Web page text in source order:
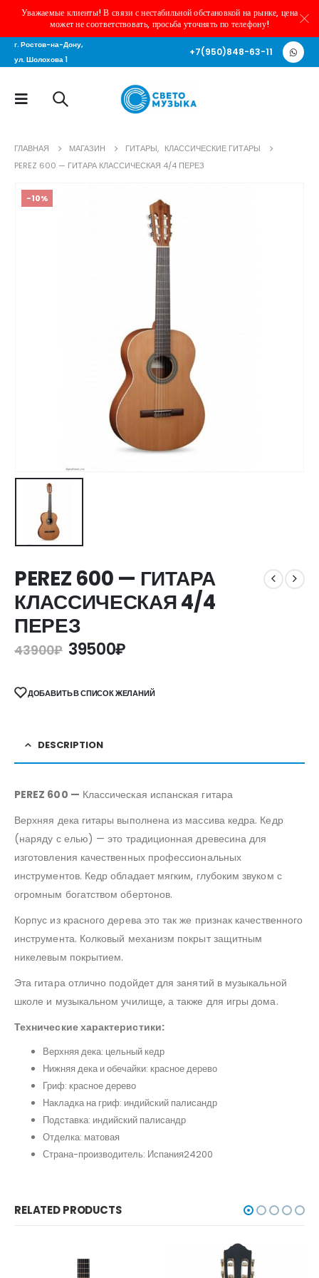
Уважаемые клиенты! В связи с нестабильной обстановкой на рынке, цена
может не соответствовать, просьба уточнять по телефону!
г. Ростов-на-Дону,
ул. Шолохова 1
+7(950)848-63-11
ГЛАВНАЯ МАГАЗИН ГИТАРЫ, КЛАССИЧЕСКИЕ ГИТАРЫ
PEREZ 600 — ГИТАРА КЛАССИЧЕСКАЯ 4/4 ПЕРЕЗ
-10%
PEREZ 600 — ГИТАРА
КЛАССИЧЕСКАЯ 4/4
ПЕРЕЗ
43900₽ 39500₽
ДОБАВИТЬ В СПИСОК ЖЕЛАНИЙ
DESCRIPTION
PEREZ 600 — Классическая испанская гитара
Верхняя дека гитары выполнена из массива кедра. Кедр
(наряду с елью) — это традиционная древесина для
изготовления качественных профессиональных
инструментов. Кедр обладает мягким, глубоким звуком с
огромным богатством обертонов.
Корпус из красного дерева это так же признак качественного
инструмента. Колковый механизм покрыт защитным
никелевым покрытием.
Эта гитара отлично подойдет для занятий в музыкальной
школе и музыкальном училище, а также для игры дома.
Технические характеристики:
Верхняя дека: цельный кедр
Нижняя дека и обечайки: красное дерево
Гриф: красное дерево
Накладка на гриф: индийский палисандр
Подставка: индийский палисандр
Отделка: матовая
Страна-производитель: Испания24200
RELATED PRODUCTS